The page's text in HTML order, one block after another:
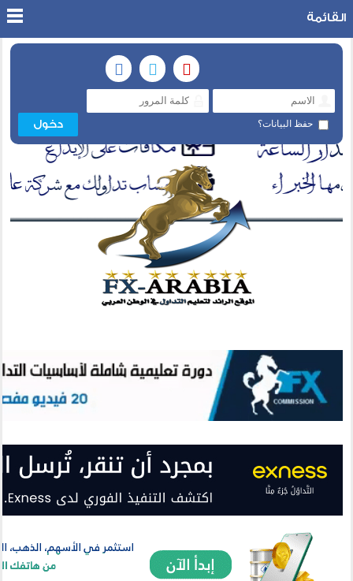
حفظ البيانات؟
القائمة